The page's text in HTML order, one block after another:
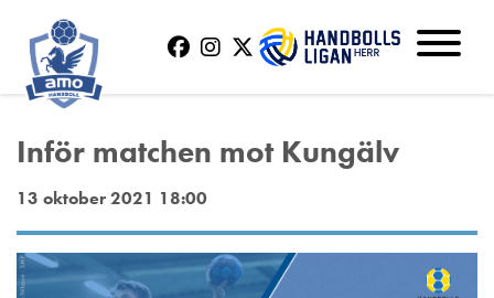
Inför matchen mot Kungälv
13 oktober 2021 18:00